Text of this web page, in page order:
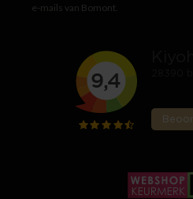
e-mails van Bomont.